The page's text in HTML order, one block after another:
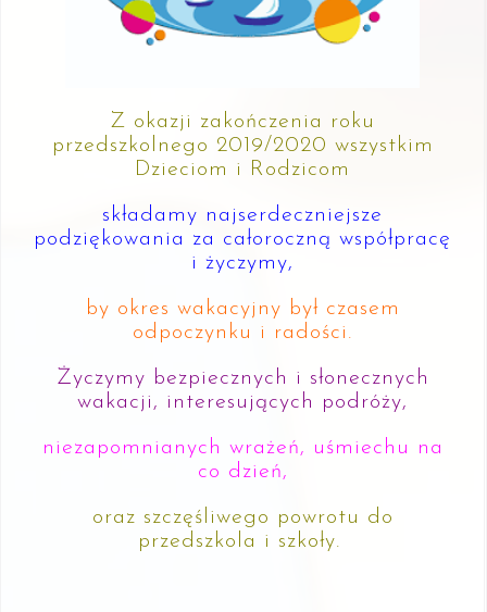
Z okazji zakończenia roku
przedszkolnego 2019/2020 wszystkim
Dzieciom i Rodzicom
składamy najserdeczniejsze
podziękowania za całoroczną współpracę
i życzymy,
by okres wakacyjny był czasem
odpoczynku i radości.
Życzymy bezpiecznych i słonecznych
wakacji, interesujących podróży,
niezapomnianych wrażeń, uśmiechu na
co dzień,
oraz szczęśliwego powrotu do
przedszkola i szkoły.